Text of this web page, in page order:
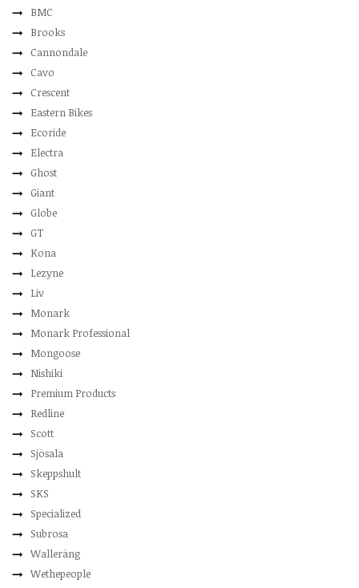
BMC
Brooks
Cannondale
Cavo
Crescent
Eastern Bikes
Ecoride
Electra
Ghost
Giant
Globe
GT
Kona
Lezyne
Liv
Monark
Monark Professional
Mongoose
Nishiki
Premium Products
Redline
Scott
Sjösala
Skeppshult
SKS
Specialized
Subrosa
Walleräng
Wethepeople